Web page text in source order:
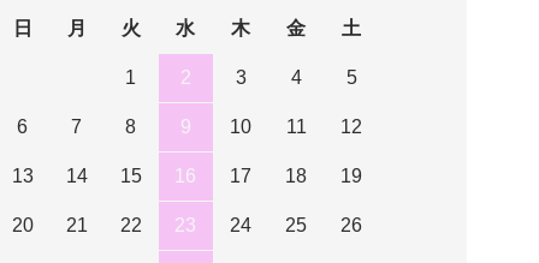
日
月 火 水 木 金 土
1 2 3 4 5
6 7 8 9 10 11 12
13 14 15 16 17 18 19
20 21 22 23 24 25 26